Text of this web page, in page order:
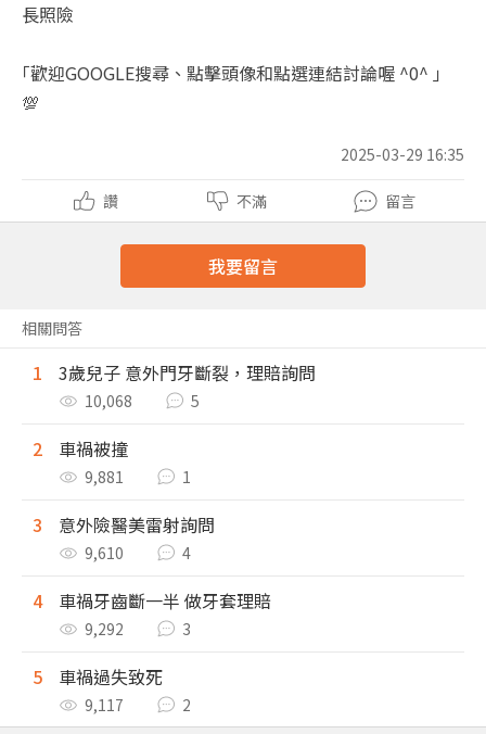
長照險
｢歡迎GOOGLE搜尋、點擊頭像和點選連結討論喔 ^0^ ｣
💯
2025-03-29 16:35
讚 不滿 留言
我要留言
相關問答
1 3歲兒子 意外門牙斷裂，理賠詢問
10,068 5
2 車禍被撞
9,881 1
3 意外險醫美雷射詢問
9,610 4
4 車禍牙齒斷一半 做牙套理賠
9,292 3
5 車禍過失致死
9,117 2